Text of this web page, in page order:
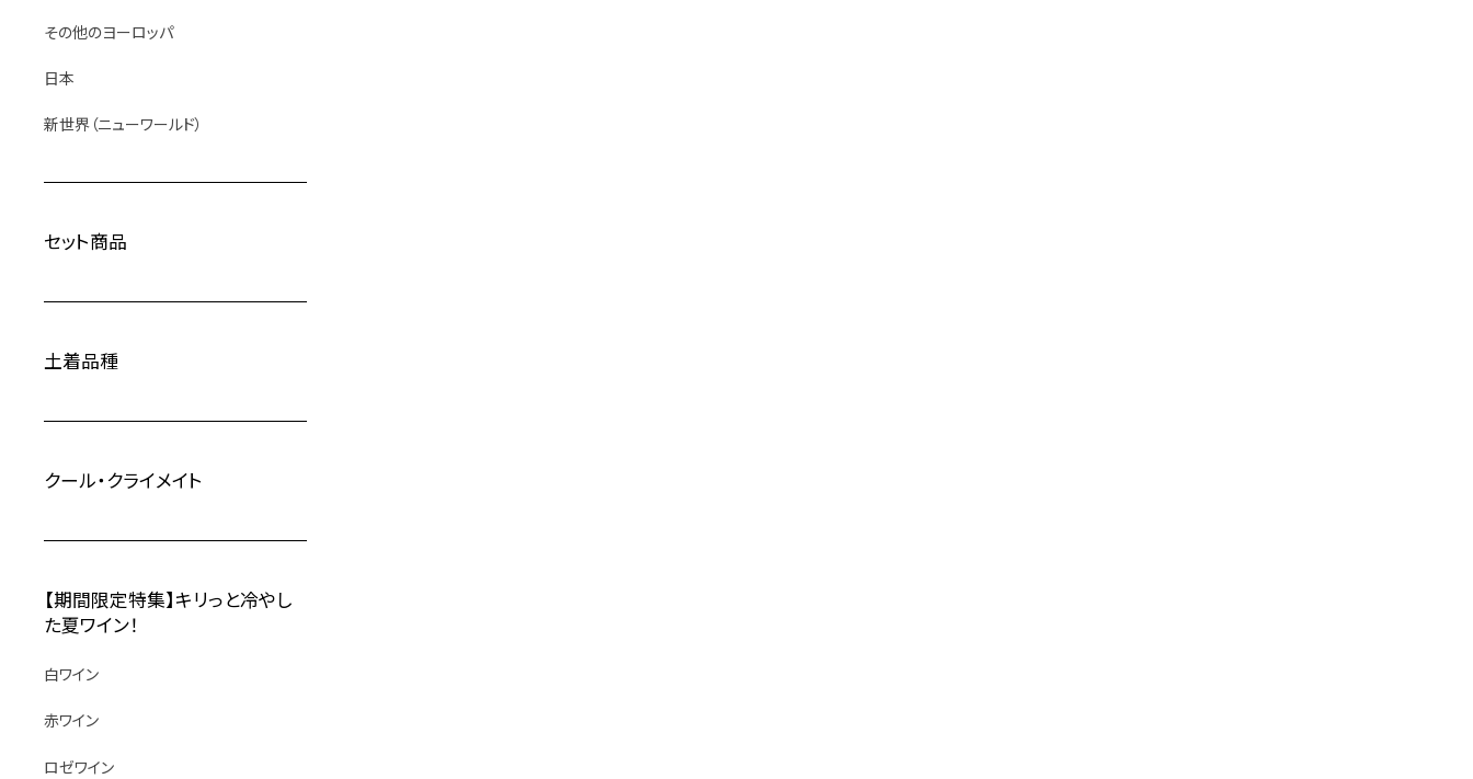
その他のヨーロッパ
日本
新世界（ニューワールド）
セット商品
土着品種
クール・クライメイト
【期間限定特集】キリっと冷やし
た夏ワイン！
白ワイン
赤ワイン
ロゼワイン